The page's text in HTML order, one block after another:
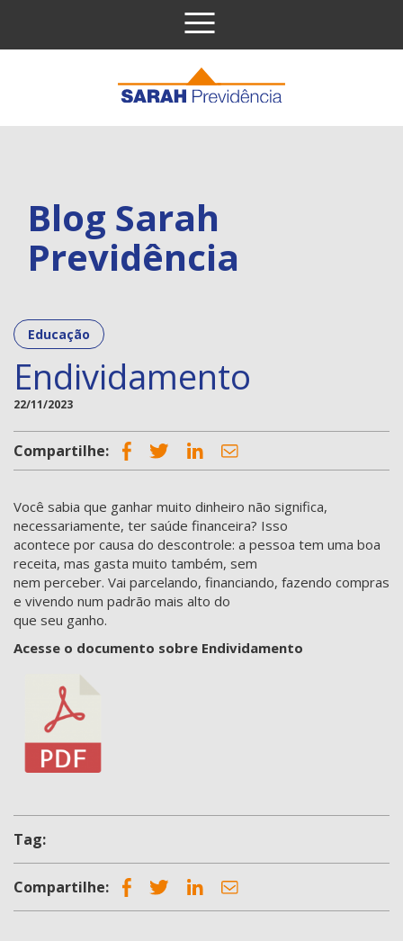
Comunicados Educação Notícias
Blog Sarah
Previdência
Educação
Endividamento
22/11/2023
Compartilhe:
Você sabia que ganhar muito dinheiro não significa,
necessariamente, ter saúde finan­ceira? Isso
acontece por causa do descontrole: a pessoa tem uma boa
receita, mas gasta muito também, sem
nem perceber. Vai parcelando, financiando, fazendo compras
e vi­vendo num padrão mais alto do
que seu ganho.
Acesse o documento sobre Endividamento
Tag:
Compartilhe: